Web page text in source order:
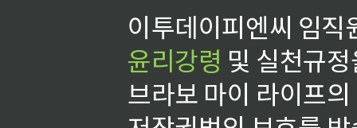
이투데이피엔씨 임
윤리강령 및 실천규
브라보 마이 라이프